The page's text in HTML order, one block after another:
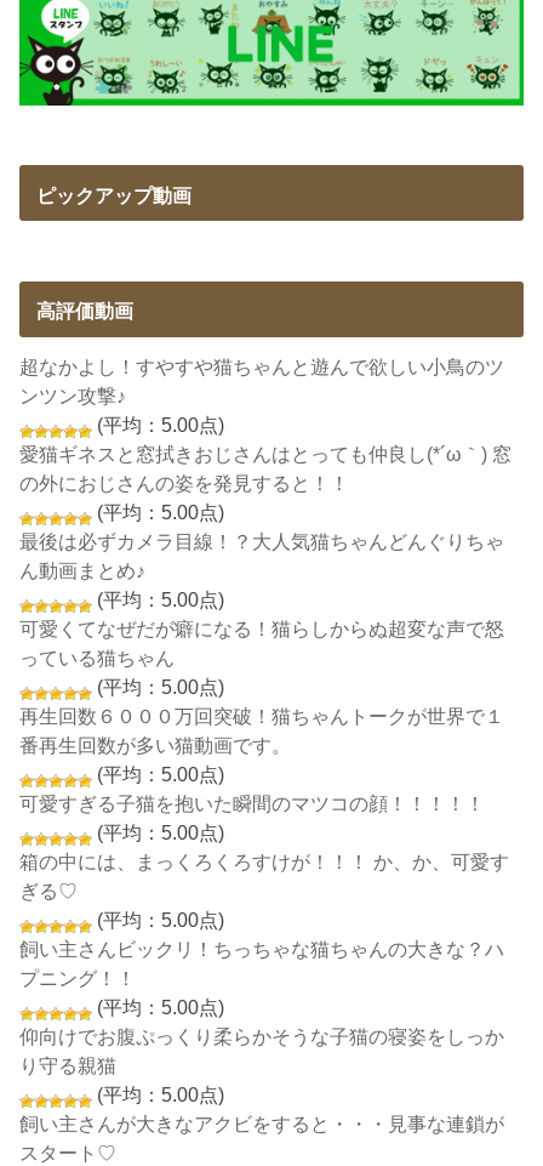
ピックアップ動画
高評価動画
超なかよし！すやすや猫ちゃんと遊んで欲しい小鳥のツ
ンツン攻撃♪
(平均：5.00点)
愛猫ギネスと窓拭きおじさんはとっても仲良し(*´ω｀) 窓
の外におじさんの姿を発見すると！！
(平均：5.00点)
最後は必ずカメラ目線！？大人気猫ちゃんどんぐりちゃ
ん動画まとめ♪
(平均：5.00点)
可愛くてなぜだが癖になる！猫らしからぬ超変な声で怒
っている猫ちゃん
(平均：5.00点)
再生回数６０００万回突破！猫ちゃんトークが世界で１
番再生回数が多い猫動画です。
(平均：5.00点)
可愛すぎる子猫を抱いた瞬間のマツコの顔！！！！！
(平均：5.00点)
箱の中には、まっくろくろすけが！！！ か、か、可愛す
ぎる♡
(平均：5.00点)
飼い主さんビックリ！ちっちゃな猫ちゃんの大きな？ハ
プニング！！
(平均：5.00点)
仰向けでお腹ぷっくり柔らかそうな子猫の寝姿をしっか
り守る親猫
(平均：5.00点)
飼い主さんが大きなアクビをすると・・・見事な連鎖が
スタート♡